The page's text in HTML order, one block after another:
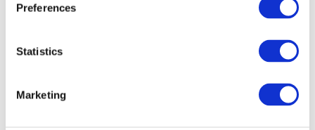
Preferences
Statistics
Marketing